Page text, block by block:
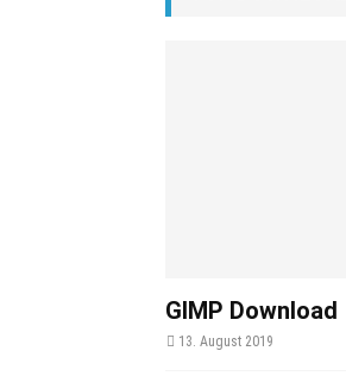
GIMP Download
13. August 2019